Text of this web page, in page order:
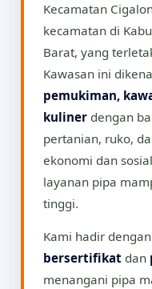
Kecamatan
kecamatan di
Barat, yang
Kawasan ini
pemukiman,
kuliner dengan
pertanian, ruko,
ekonomi dan
layanan pipa
tinggi.
Kami hadir dengan
bersertifikat dan
menangani pipa